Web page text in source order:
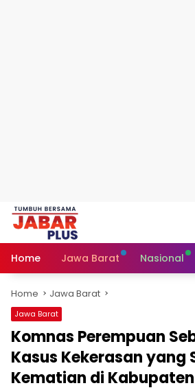
Skip
Home
Jawa Barat Nasional
Home Jawa Barat
Jawa Barat
Komnas Perempuan
Kasus Kekerasan yang
Kematian di